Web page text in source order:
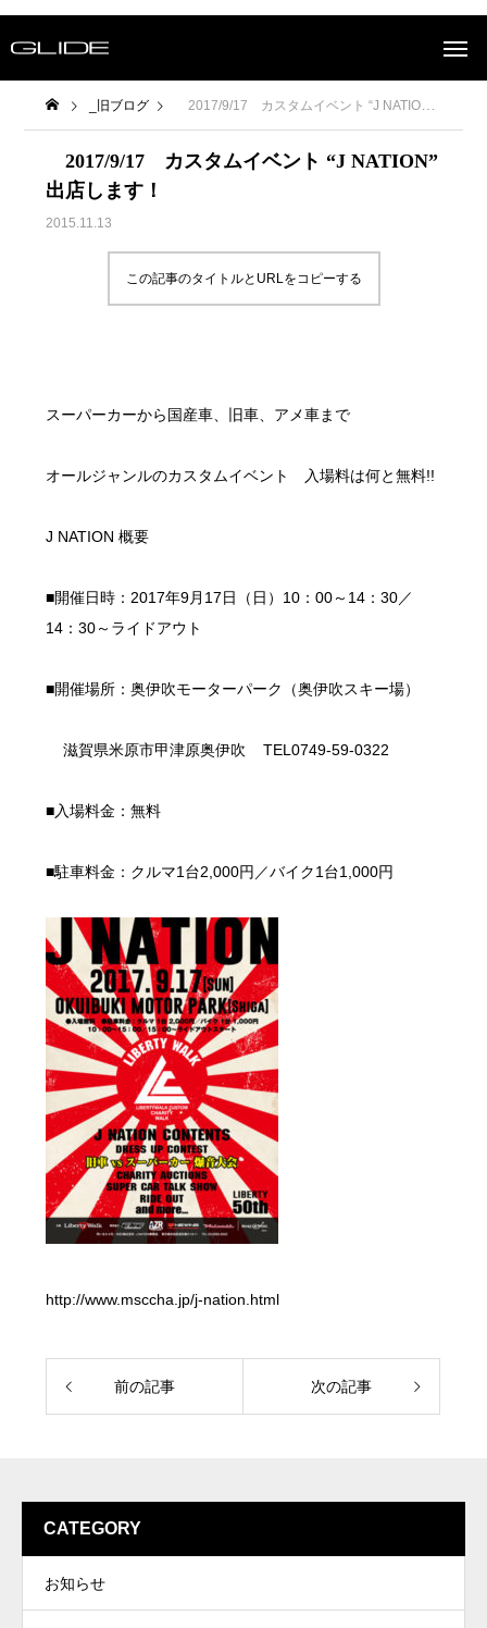
_旧ブログ 2017/9/17 カスタムイベント “J NATION” 出店します！
2017/9/17 カスタムイベント “J NATION”
出店します！
2015.11.13
この記事のタイトルとURLをコピーする
スーパーカーから国産車、旧車、アメ車まで
オールジャンルのカスタムイベント 入場料は何と無料!!
J NATION 概要
■開催日時：2017年9月17日（日）10：00～14：30／
14：30～ライドアウト
■開催場所：奥伊吹モーターパーク（奥伊吹スキー場）
滋賀県米原市甲津原奥伊吹 TEL0749-59-0322
■入場料金：無料
■駐車料金：クルマ1台2,000円／バイク1台1,000円
http://www.msccha.jp/j-nation.html
前の記事 次の記事
CATEGORY
お知らせ